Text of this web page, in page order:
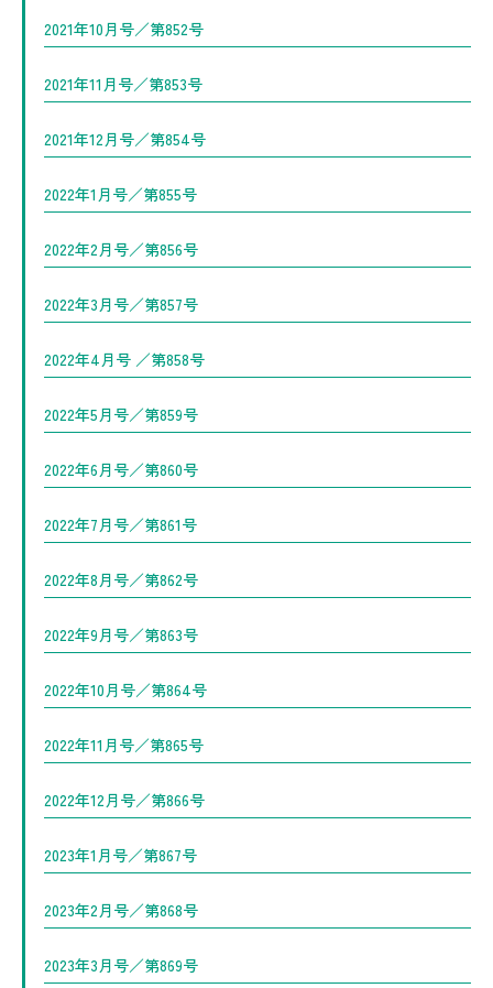
2021年10月号／第852号
2021年11月号／第853号
2021年12月号／第854号
2022年1月号／第855号
2022年2月号／第856号
2022年3月号／第857号
2022年4月号 ／第858号
2022年5月号／第859号
2022年6月号／第860号
2022年7月号／第861号
2022年8月号／第862号
2022年9月号／第863号
2022年10月号／第864号
2022年11月号／第865号
2022年12月号／第866号
2023年1月号／第867号
2023年2月号／第868号
2023年3月号／第869号